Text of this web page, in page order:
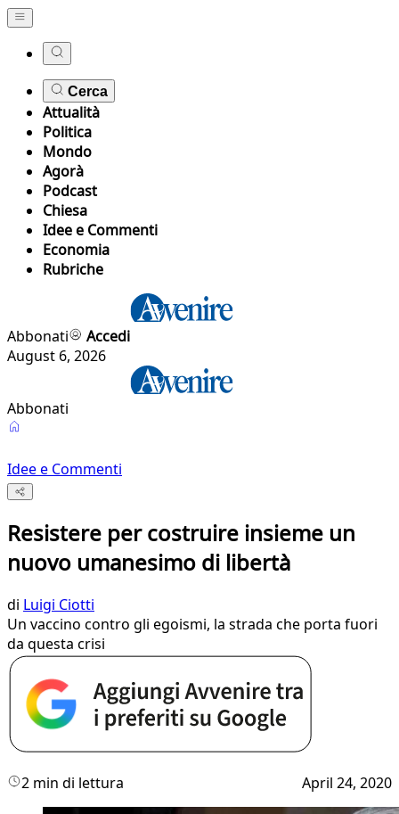
Cerca
Attualità
Politica
Mondo
Agorà
Podcast
Chiesa
Idee e Commenti
Economia
Rubriche
Abbonati
Accedi
August 6, 2026
Abbonati
Idee e Commenti
Resistere per costruire insieme un
nuovo umanesimo di libertà
di Luigi Ciotti
Un vaccino contro gli egoismi, la strada che porta fuori
da questa crisi
2 min di lettura April 24, 2020